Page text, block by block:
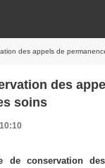
des appels de
des
soins
de conservation